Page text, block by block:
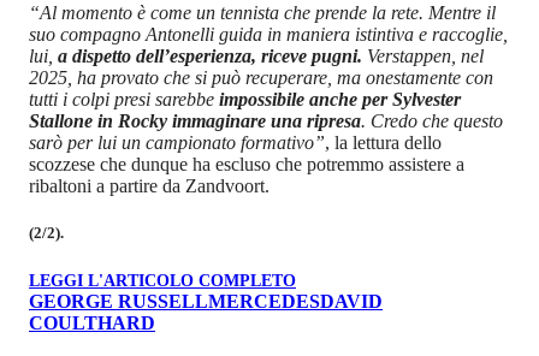
“Al momento è come un tennista che prende la rete. Mentre il
suo compagno Antonelli guida in maniera istintiva e raccoglie,
lui, a dispetto dell’esperienza, riceve pugni. Verstappen, nel
2025, ha provato che si può recuperare, ma onestamente con
tutti i colpi presi sarebbe impossibile anche per Sylvester
Stallone in Rocky immaginare una ripresa. Credo che questo
sarò per lui un campionato formativo”, la lettura dello
scozzese che dunque ha escluso che potremmo assistere a
ribaltoni a partire da Zandvoort.
(2/2).
LEGGI L'ARTICOLO COMPLETO
GEORGE RUSSELLMERCEDESDAVID
COULTHARD